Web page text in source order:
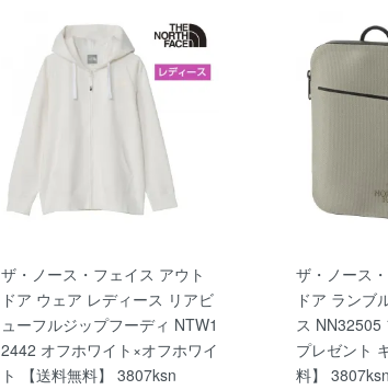
ザ・ノース・フェイス アウト
ドア ウェア レディース リアビ
ューフルジップフーディ NTW1
2442 オフホワイト×オフホワイ
ト 【送料無料】 3807ksn
ザ・ノース
ドア ランブ
ス NN32505
プレゼント
料】 3807ksn